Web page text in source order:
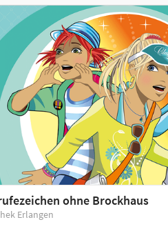
ohne Brockhaus
Erlangen